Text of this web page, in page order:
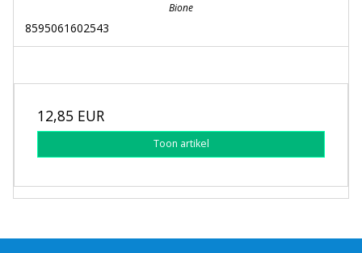
Bione
8595061602543
12,85 EUR
Toon artikel